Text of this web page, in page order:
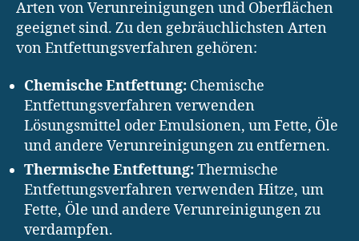
Arten von Verunreinigungen und Oberflächen
geeignet sind. Zu den gebräuchlichsten Arten
von Entfettungsverfahren gehören:
Chemische Entfettung: Chemische
Entfettungsverfahren verwenden
Lösungsmittel oder Emulsionen, um Fette, Öle
und andere Verunreinigungen zu entfernen.
Thermische Entfettung:Thermische
Entfettungsverfahren verwenden Hitze, um
Fette, Öle und andere Verunreinigungen zu
verdampfen.